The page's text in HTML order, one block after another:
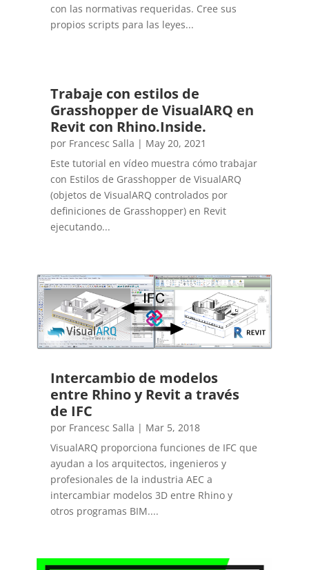
con las normativas requeridas. Cree sus
propios scripts para las leyes...
Trabaje con estilos de
Grasshopper de VisualARQ en
Revit con Rhino.Inside.
por Francesc Salla | May 20, 2021
Este tutorial en vídeo muestra cómo trabajar
con Estilos de Grasshopper de VisualARQ
(objetos de VisualARQ controlados por
definiciones de Grasshopper) en Revit
ejecutando...
Intercambio de modelos
entre Rhino y Revit a través
de IFC
por Francesc Salla | Mar 5, 2018
VisualARQ proporciona funciones de IFC que
ayudan a los arquitectos, ingenieros y
profesionales de la industria AEC a
intercambiar modelos 3D entre Rhino y
otros programas BIM....